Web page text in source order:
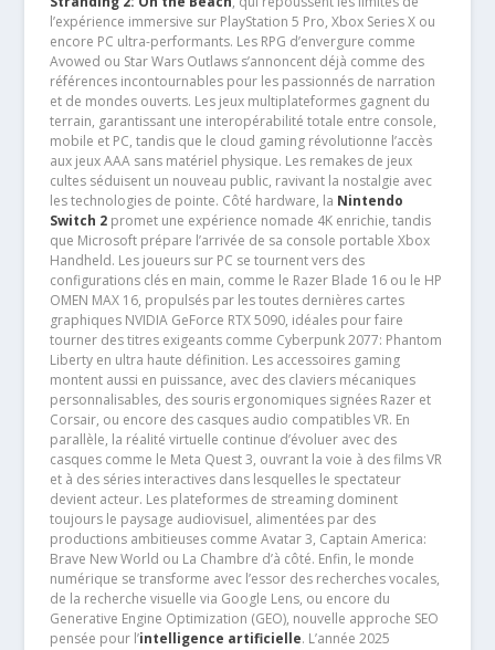
l’expérience immersive sur PlayStation 5 Pro, Xbox Series X ou
encore PC ultra-performants. Les RPG d’envergure comme
Avowed ou Star Wars Outlaws s’annoncent déjà comme des
références incontournables pour les passionnés de narration
et de mondes ouverts. Les jeux multiplateformes gagnent du
terrain, garantissant une interopérabilité totale entre console,
mobile et PC, tandis que le cloud gaming révolutionne l’accès
aux jeux AAA sans matériel physique. Les remakes de jeux
cultes séduisent un nouveau public, ravivant la nostalgie avec
les technologies de pointe. Côté hardware, la Nintendo
Switch 2promet une expérience nomade 4K enrichie, tandis
que Microsoft prépare l’arrivée de sa console portable Xbox
Handheld. Les joueurs sur PC se tournent vers des
configurations clés en main, comme le Razer Blade 16 ou le HP
OMEN MAX 16, propulsés par les toutes dernières cartes
graphiques NVIDIA GeForce RTX 5090, idéales pour faire
tourner des titres exigeants comme Cyberpunk 2077: Phantom
Liberty en ultra haute définition. Les accessoires gaming
montent aussi en puissance, avec des claviers mécaniques
personnalisables, des souris ergonomiques signées Razer et
Corsair, ou encore des casques audio compatibles VR. En
parallèle, la réalité virtuelle continue d’évoluer avec des
casques comme le Meta Quest 3, ouvrant la voie à des films VR
et à des séries interactives dans lesquelles le spectateur
devient acteur. Les plateformes de streaming dominent
toujours le paysage audiovisuel, alimentées par des
productions ambitieuses comme Avatar 3, Captain America:
Brave New World ou La Chambre d’à côté. Enfin, le monde
numérique se transforme avec l’essor des recherches vocales,
de la recherche visuelle via Google Lens, ou encore du
Generative Engine Optimization (GEO), nouvelle approche SEO
pensée pour l’intelligence artificielle. L’année 2025